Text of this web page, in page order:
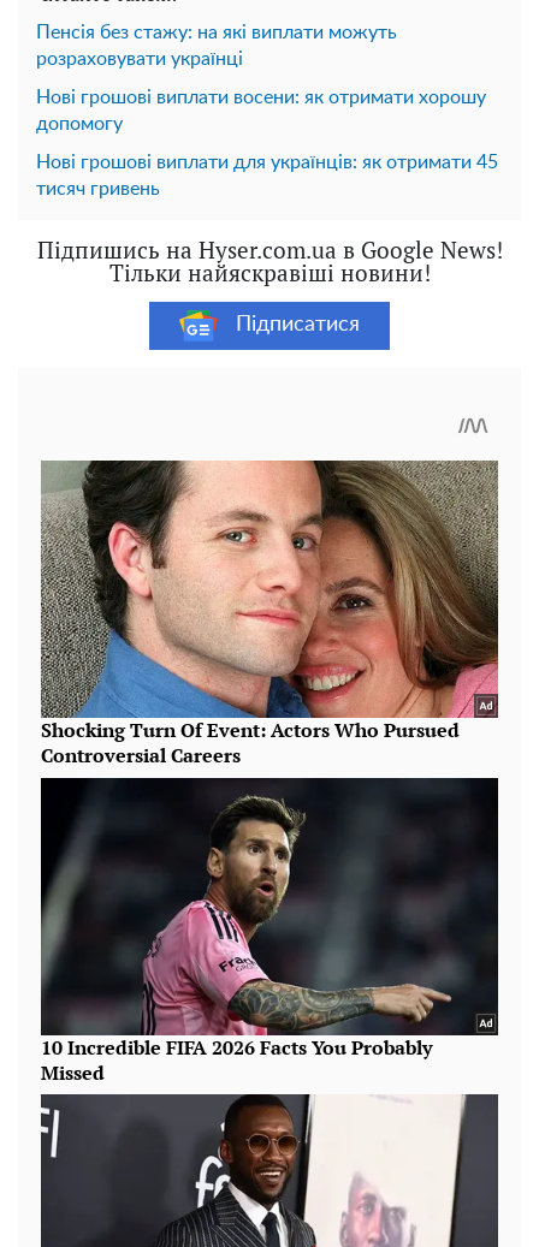
Пенсія без стажу: на які виплати можуть
розраховувати українці
Нові грошові виплати восени: як отримати хорошу
допомогу
Нові грошові виплати для українців: як отримати 45
тисяч гривень
Підпишись на Hyser.com.ua в Google News!
Тільки найяскравіші новини!
Підписатися